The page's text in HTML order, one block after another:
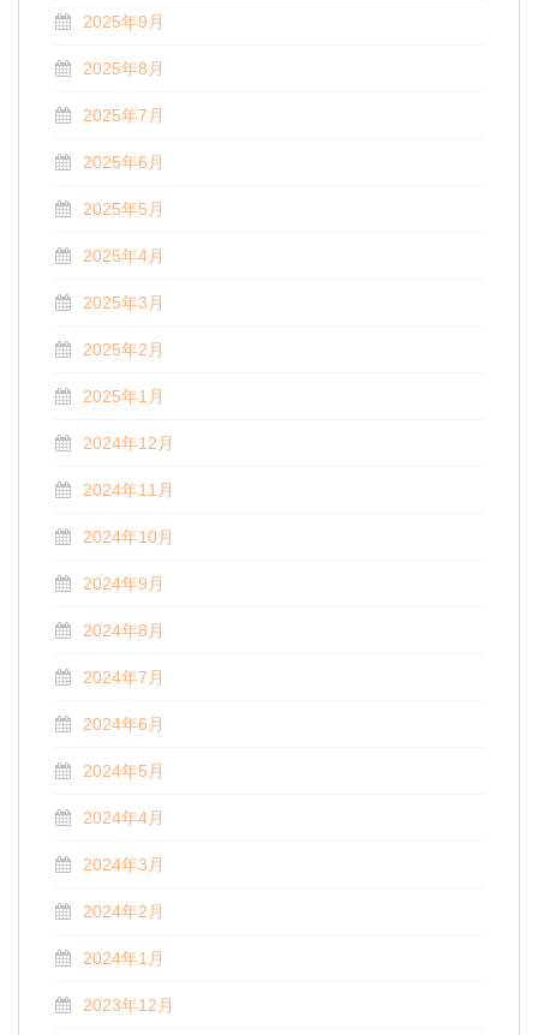
2025年9月
2025年8月
2025年7月
2025年6月
2025年5月
2025年4月
2025年3月
2025年2月
2025年1月
2024年12月
2024年11月
2024年10月
2024年9月
2024年8月
2024年7月
2024年6月
2024年5月
2024年4月
2024年3月
2024年2月
2024年1月
2023年12月